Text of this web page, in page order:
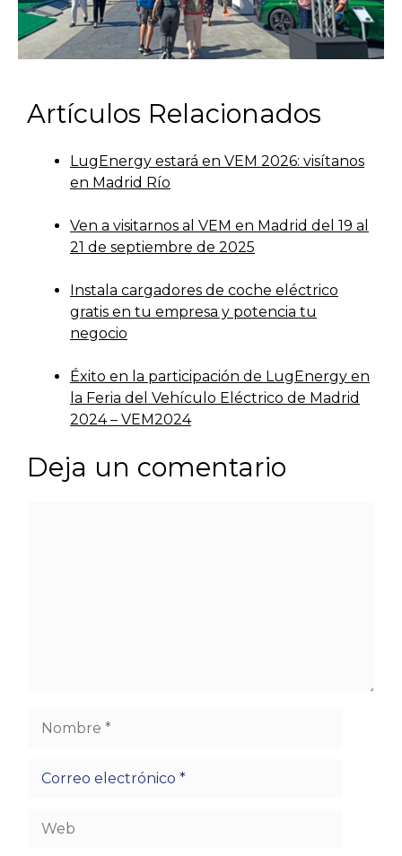
Artículos Relacionados
LugEnergy estará en VEM 2026: visítanos
en Madrid Río
Ven a visitarnos al VEM en Madrid del 19 al
21 de septiembre de 2025
Instala cargadores de coche eléctrico
gratis en tu empresa y potencia tu
negocio
Éxito en la participación de LugEnergy en
la Feria del Vehículo Eléctrico de Madrid
2024 – VEM2024
Deja un comentario
Nombre